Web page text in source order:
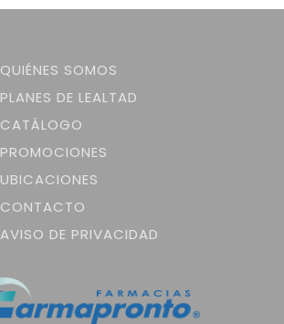
QUIÉNES SOMOS
PLANES DE LEALTAD
CATÁLOGO
PROMOCIONES
UBICACIONES
CONTACTO
AVISO DE PRIVACIDAD